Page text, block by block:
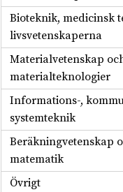
Bioteknik, medicinsk
livsvetenskaperna
Materialvetenskap
materialteknologier
Informations-,
systemteknik
Beräkningvetenskap
matematik
Övrigt